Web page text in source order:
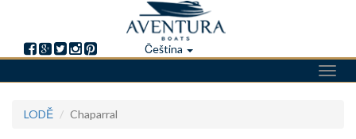
Přejít
Čeština
LODĚ
Chaparral